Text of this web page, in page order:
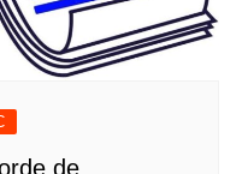
de